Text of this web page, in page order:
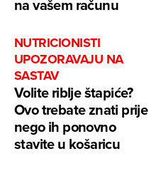
na vašem računu
NUTRICIONISTI
UPOZORAVAJU NA
SASTAV
Volite riblje štapiće?
Ovo trebate znati prije
nego ih ponovno
stavite u košaricu